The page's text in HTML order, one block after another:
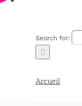
Search for:
Accueil